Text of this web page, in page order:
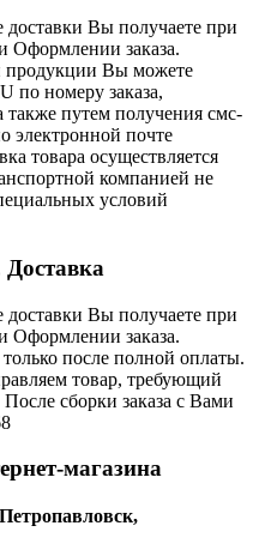
Вы получаете при
Оформлении заказа.
продукции Вы можете
по номеру заказа,
путем получения смс-
электронной почте
товара осуществляется
компанией не
условий
Вы получаете при
Оформлении заказа.
только после полной оплаты.
товар, требующий
сборки заказа с Вами
магазина